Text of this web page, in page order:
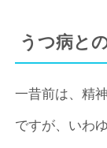
うつ病と
一昔前は、精
ですが、いわ